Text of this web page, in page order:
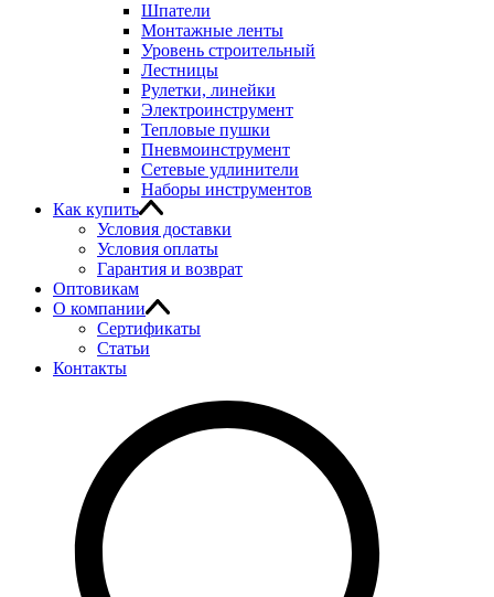
Шпатели
Монтажные ленты
Уровень строительный
Лестницы
Рулетки, линейки
Электроинструмент
Тепловые пушки
Пневмоинструмент
Сетевые удлинители
Наборы инструментов
Как купить
Условия доставки
Условия оплаты
Гарантия и возврат
Оптовикам
О компании
Сертификаты
Статьи
Контакты